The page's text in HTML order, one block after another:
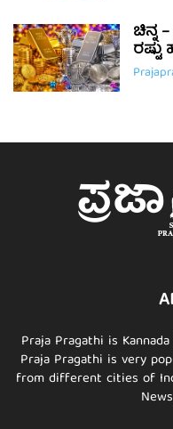
ಚಿನ್ನ
ರಷ್ಟು
Praja Pragathi is
Praja Pragathi is very
from different cities of